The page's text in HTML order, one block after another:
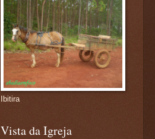
Ibitira
Vista da Igreja